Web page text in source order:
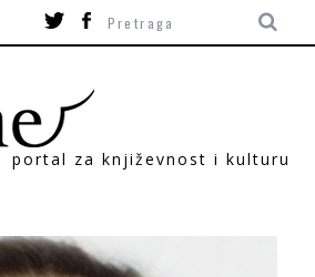
portal za književnost i kulturu